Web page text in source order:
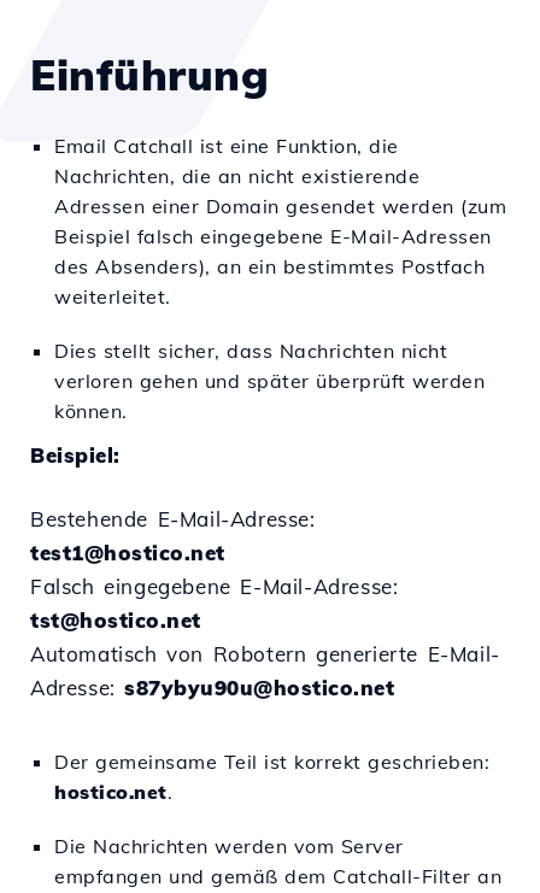
Einführung
Email Catchall ist eine Funktion, die
Nachrichten, die an nicht existierende
Adressen einer Domain gesendet werden (zum
Beispiel falsch eingegebene E-Mail-Adressen
des Absenders), an ein bestimmtes Postfach
weiterleitet.
Dies stellt sicher, dass Nachrichten nicht
verloren gehen und später überprüft werden
können.
Beispiel:
Bestehende E-Mail-Adresse:
test1@hostico.net
Falsch eingegebene E-Mail-Adresse:
tst@hostico.net
Automatisch von Robotern generierte E-Mail-
Adresse:s87ybyu90u@hostico.net
Der gemeinsame Teil ist korrekt geschrieben:
hostico.net.
Die Nachrichten werden vom Server
empfangen und gemäß dem Catchall-Filter an